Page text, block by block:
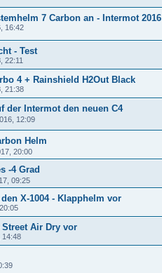
7 Carbon an - Intermot 2016
16:42
- Test
22:11
4 + Rainshield H2Out Black
21:38
der Intermot den neuen C4
12:09
Helm
20:00
-4 Grad
09:25
X-1004 - Klapphelm vor
Air Dry vor
14:48